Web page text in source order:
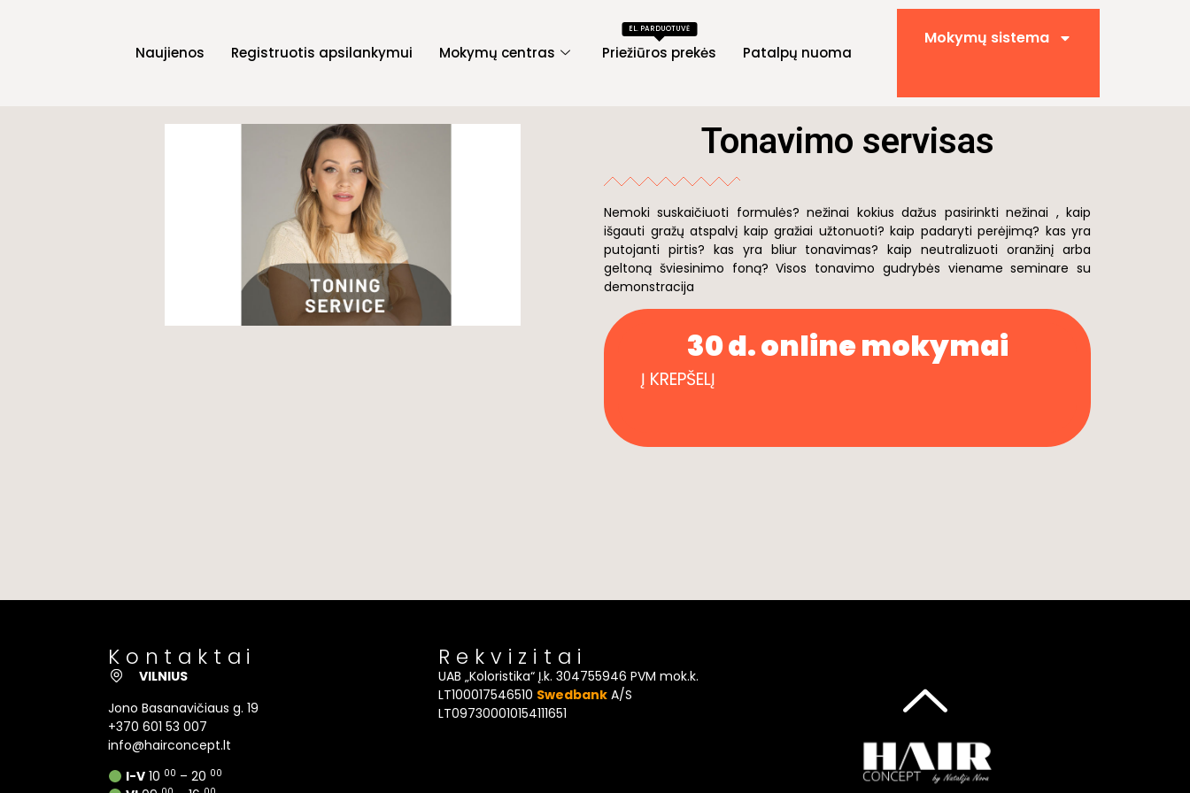
Naujienos Registruotis apsilankymui Mokymų centras
EL. PARDUOTUVĖ
Priežiūros prekės Patalpų nuoma
Mokymų sistema
Tonavimo servisas
Nemoki suskaičiuoti formulės? nežinai kokius dažus pasirinkti nežinai , kaip
išgauti gražų atspalvį kaip gražiai užtonuoti? kaip padaryti perėjimą? kas yra
putojanti pirtis? kas yra bliur tonavimas? kaip neutralizuoti oranžinį arba
geltoną šviesinimo foną? Visos tonavimo gudrybės viename seminare su
demonstracija
30 d. online mokymai
Į KREPŠELĮ
Kontaktai
VILNIUS
Jono Basanavičiaus g. 19
+370 601 53 007
info@hairconcept.lt
I-V10 00 – 20 00
Rekvizitai
UAB „Koloristika“ Į.k. 304755946 PVM mok.k.
LT100017546510 Swedbank A/S
LT097300010154111651